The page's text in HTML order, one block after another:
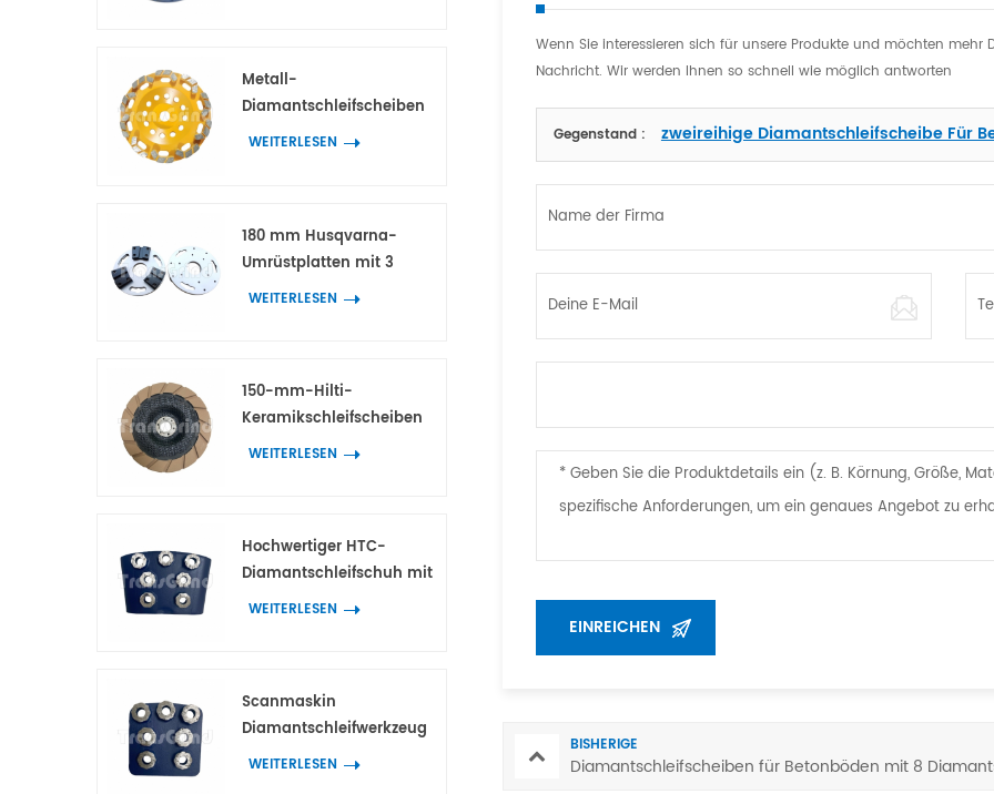
Metall-
Diamantschleifscheiben
mit bogenförmigen
WEITERLESEN
180 mm Husqvarna-
Umrüstplatten mit 3
Adaptern für HTC- und
WEITERLESEN
150-mm-Hilti-
Keramikschleifscheiben
für die
WEITERLESEN
Hochwertiger HTC-
Diamantschleifschuh mit
7 Blumenringsegmenten
WEITERLESEN
Scanmaskin
Diamantschleifwerkzeug
mit 7 blütenförmigen
WEITERLESEN
Wenn Sie interessieren sich für unsere Produkte und möchten mehr
Nachricht. Wir werden Ihnen so schnell wie möglich antworten
Gegenstand : zweireihige Diamantschleifscheibe Für
BISHERIGE
Diamantschleifscheiben für Betonböden mit 8